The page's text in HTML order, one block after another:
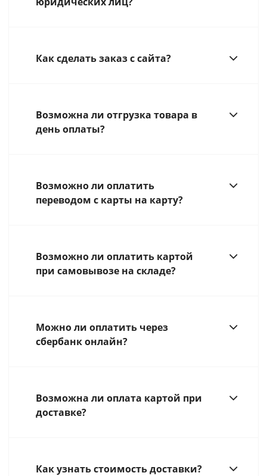
Как сделать заказ с сайта?
Возможна ли отгрузка товара в
день оплаты?
Возможно ли оплатить
переводом с карты на карту?
Возможно ли оплатить картой
при самовывозе на складе?
Можно ли оплатить через
сбербанк онлайн?
Возможна ли оплата картой при
доставке?
Как узнать стоимость доставки?